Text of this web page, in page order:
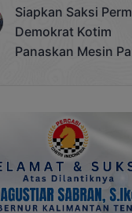
Siapkan Saksi
Demokrat Kotim
Panaskan Mesin